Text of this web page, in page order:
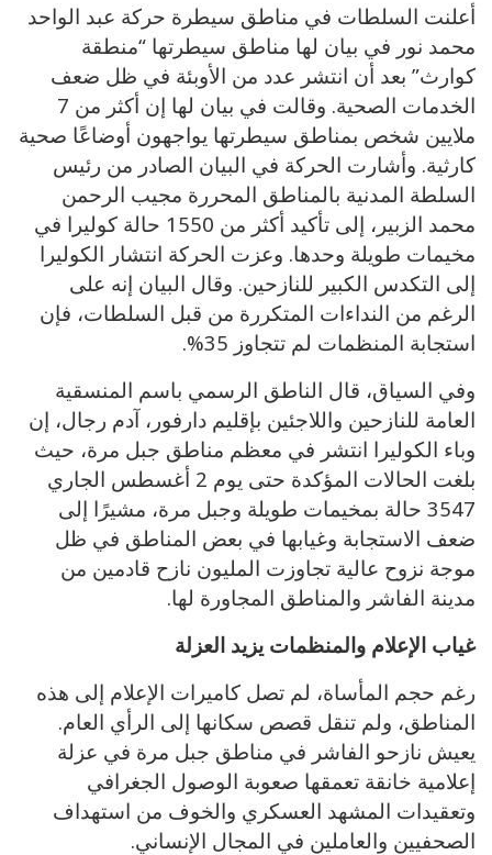
أعلنت السلطات في مناطق سيطرة حركة عبد الواحد
محمد نور في بيان لها مناطق سيطرتها “منطقة
كوارث” بعد أن انتشر عدد من الأوبئة في ظل ضعف
الخدمات الصحية. وقالت في بيان لها إن أكثر من 7
ملايين شخص بمناطق سيطرتها يواجهون أوضاعًا صحية
كارثية. وأشارت الحركة في البيان الصادر من رئيس
السلطة المدنية بالمناطق المحررة مجيب الرحمن
محمد الزبير، إلى تأكيد أكثر من 1550 حالة كوليرا في
مخيمات طويلة وحدها. وعزت الحركة انتشار الكوليرا
إلى التكدس الكبير للنازحين. وقال البيان إنه على
الرغم من النداءات المتكررة من قبل السلطات، فإن
استجابة المنظمات لم تتجاوز 35%.
وفي السياق، قال الناطق الرسمي باسم المنسقية
العامة للنازحين واللاجئين بإقليم دارفور، آدم رجال، إن
وباء الكوليرا انتشر في معظم مناطق جبل مرة، حيث
بلغت الحالات المؤكدة حتى يوم 2 أغسطس الجاري
3547 حالة بمخيمات طويلة وجبل مرة، مشيرًا إلى
ضعف الاستجابة وغيابها في بعض المناطق في ظل
موجة نزوح عالية تجاوزت المليون نازح قادمين من
مدينة الفاشر والمناطق المجاورة لها.
غياب الإعلام والمنظمات يزيد العزلة
رغم حجم المأساة، لم تصل كاميرات الإعلام إلى هذه
المناطق، ولم تنقل قصص سكانها إلى الرأي العام.
يعيش نازحو الفاشر في مناطق جبل مرة في عزلة
إعلامية خانقة تعمقها صعوبة الوصول الجغرافي
وتعقيدات المشهد العسكري والخوف من استهداف
الصحفيين والعاملين في المجال الإنساني.